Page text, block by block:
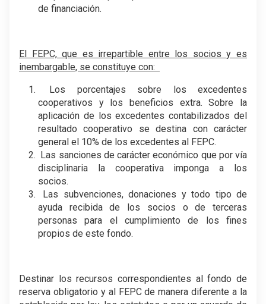
de financiación.
El FEPC, que es irrepartible entre los socios y es
inembargable, se constituye con:
Los porcentajes sobre los excedentes
cooperativos y los beneficios extra. Sobre la
aplicación de los excedentes contabilizados del
resultado cooperativo se destina con carácter
general el 10% de los excedentes al FEPC.
Las sanciones de carácter económico que por vía
disciplinaria la cooperativa imponga a los
socios.
Las subvenciones, donaciones y todo tipo de
ayuda recibida de los socios o de terceras
personas para el cumplimiento de los fines
propios de este fondo.
Destinar los recursos correspondientes al fondo de
reserva obligatorio y al FEPC de manera diferente a la